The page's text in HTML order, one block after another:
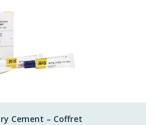
Cement – Coffret